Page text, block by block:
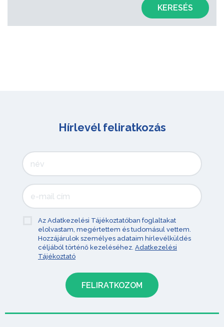
KERESÉS
Hírlevél feliratkozás
Az Adatkezelési Tájékoztatóban foglaltakat
elolvastam, megértettem és tudomásul vettem.
Hozzájárulok személyes adataim hírlevélküldés
céljából történő kezeléséhez. Adatkezelési
Tájékoztató